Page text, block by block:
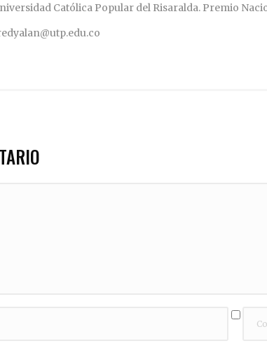
Católica Popular del Risaralda. Premio